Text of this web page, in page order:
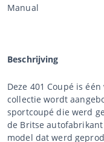
Manual
Beschrijving
Deze 401 Coupé is
collectie wordt
sportcoupé die werd
de Britse
model dat werd